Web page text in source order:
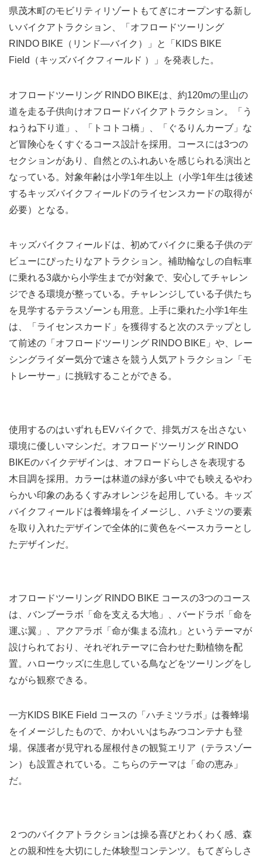
県茂木町のモビリティリゾートもてぎにオープンする新し
いバイクアトラクション、「オフロードツーリング
RINDO BIKE（リンド―バイク）」と「KIDS BIKE
Field（キッズバイクフィールド ）」を発表した。
オフロードツーリング RINDO BIKEは、約120mの里山の
道を走る子供向けオフロードバイクアトラクション。「う
ねうね下り道」、「トコトコ橋」、「ぐるりんカーブ」な
ど冒険心をくすぐるコース設計を採用。コースには3つの
セクションがあり、自然とのふれあいを感じられる演出と
なっている。対象年齢は小学1年生以上（小学1年生は後述
するキッズバイクフィールドのライセンスカードの取得が
必要）となる。
キッズバイクフィールドは、初めてバイクに乗る子供のデ
ビューにぴったりなアトラクション。補助輪なしの自転車
に乗れる3歳から小学生までが対象で、安心してチャレン
ジできる環境が整っている。チャレンジしている子供たち
を見学するテラスゾーンも用意。上手に乗れた小学1年生
は、「ライセンスカード」を獲得すると次のステップとし
て前述の「オフロードツーリング RINDO BIKE」や、レー
シングライダー気分で速さを競う人気アトラクション「モ
トレーサー」に挑戦することができる。
使用するのはいずれもEVバイクで、排気ガスを出さない
環境に優しいマシンだ。オフロードツーリング RINDO
BIKEのバイクデザインは、オフロードらしさを表現する
木目調を採用。カラーは林道の緑が多い中でも映えるやわ
らかい印象のあるくすみオレンジを起用している。キッズ
バイクフィールドは養蜂場をイメージし、ハチミツの要素
を取り入れたデザインで全体的に黄色をベースカラーとし
たデザインだ。
オフロードツーリング RINDO BIKE コースの3つのコース
は、バンブーラボ「命を支える大地」、バードラボ「命を
運ぶ翼」、アクアラボ「命が集まる流れ」というテーマが
設けられており、それぞれテーマに合わせた動植物を配
置。ハローウッズに生息している鳥などをツーリングをし
ながら観察できる。
一方KIDS BIKE Field コースの「ハチミツラボ」は養蜂場
をイメージしたもので、かわいいはちみつコンテナも登
場。保護者が見守れる屋根付きの観覧エリア（テラスゾー
ン）も設置されている。こちらのテーマは「命の恵み」
だ。
２つのバイクアトラクションは操る喜びとわくわく感、森
との親和性を大切にした体験型コンテンツ。もてぎらしさ